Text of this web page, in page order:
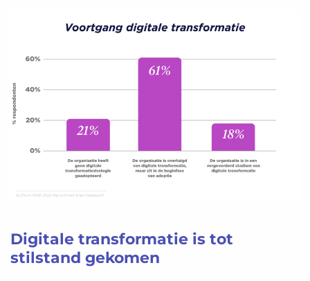
Digitale transformatie is tot
stilstand gekomen